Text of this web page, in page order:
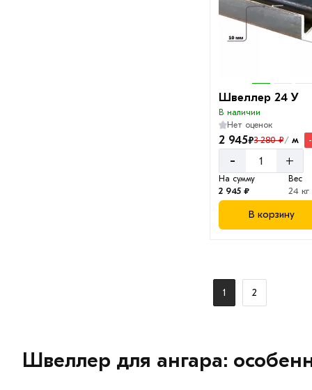
Швеллер 24 У
В наличии
Нет оценок
2 945₽3 280 ₽/м
- +
На сумму
2 945 ₽
Вес
24 кг
В корзину
1 2
Швеллер для ангара: